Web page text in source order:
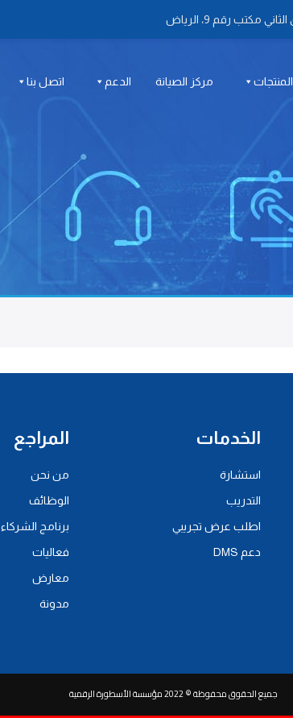
المنتجات مركز الصيانة الدعم اتصل بنا
الخدمات
استشارة
التدريب
اطلب عرض تجريبي
دعم DMS
المراجع
من نحن
الوظائف
برنامج الشركاء
فعاليات
معارض
مدونة
جميع الحقوق محفوظة © 2022 مؤسسة الأسطورة الرقمية